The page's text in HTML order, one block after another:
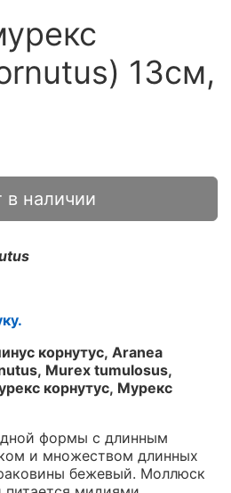
13см,
в наличии
корнутус, Aranea
Murex tumulosus,
корнутус, Мурекс
формы с длинным
и множеством длинных
бежевый. Моллюск